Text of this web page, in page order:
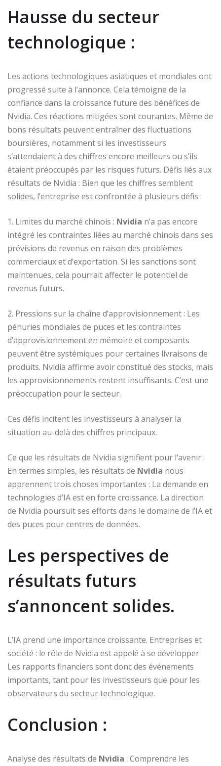
Hausse du secteur
technologique :
Les actions technologiques asiatiques et mondiales ont
progressé suite à l’annonce. Cela témoigne de la
confiance dans la croissance future des bénéfices de
Nvidia. Ces réactions mitigées sont courantes. Même de
bons résultats peuvent entraîner des fluctuations
boursières, notamment si les investisseurs
s’attendaient à des chiffres encore meilleurs ou s’ils
étaient préoccupés par les risques futurs. Défis liés aux
résultats de Nvidia : Bien que les chiffres semblent
solides, l’entreprise est confrontée à plusieurs défis :
1. Limites du marché chinois : Nvidia n’a pas encore
intégré les contraintes liées au marché chinois dans ses
prévisions de revenus en raison des problèmes
commerciaux et d’exportation. Si les sanctions sont
maintenues, cela pourrait affecter le potentiel de
revenus futurs.
2. Pressions sur la chaîne d’approvisionnement : Les
pénuries mondiales de puces et les contraintes
d’approvisionnement en mémoire et composants
peuvent être systémiques pour certaines livraisons de
produits. Nvidia affirme avoir constitué des stocks, mais
les approvisionnements restent insuffisants. C’est une
préoccupation pour le secteur.
Ces défis incitent les investisseurs à analyser la
situation au-delà des chiffres principaux.
Ce que les résultats de Nvidia signifient pour l’avenir :
En termes simples, les résultats de Nvidia nous
apprennent trois choses importantes : La demande en
technologies d’IA est en forte croissance. La direction
de Nvidia poursuit ses efforts dans le domaine de l’IA et
des puces pour centres de données.
Les perspectives de
résultats futurs
s’annoncent solides.
L’IA prend une importance croissante. Entreprises et
société : le rôle de Nvidia est appelé à se développer.
Les rapports financiers sont donc des événements
importants, tant pour les investisseurs que pour les
observateurs du secteur technologique.
Conclusion :
Analyse des résultats de Nvidia : Comprendre les